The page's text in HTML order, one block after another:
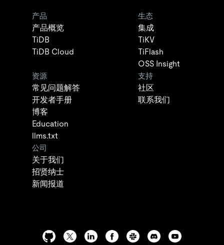
产品
产品概览
TiDB
TiDB Cloud
生态
集成
TiKV
TiFlash
OSS Insight
资源
常见问题解答
开发者手册
博客
Education
llms.txt
支持
社区
联系我们
公司
关于我们
招贤纳士
新闻报道